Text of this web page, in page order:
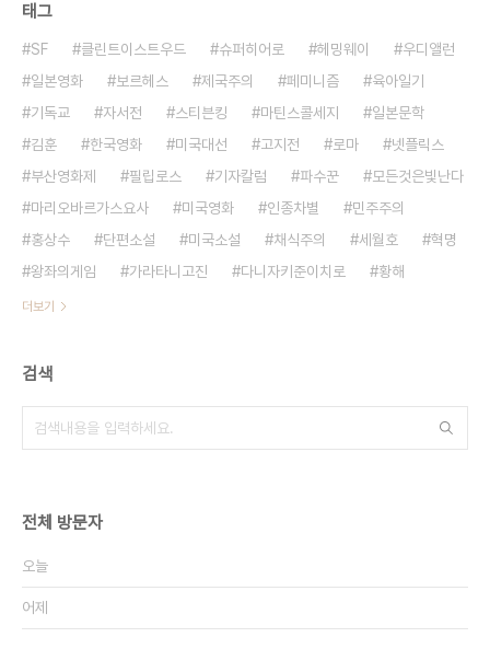
태그
SF 클린트이스트우드 슈퍼히어로 헤밍웨이
우디앨런
일본영화
보르헤스 제국주의 페미니즘
육아일기
기독교
자서전 스티븐킹 마틴스콜세지
일본문학
김훈
한국영화 미국대선 고지전 로마
넷플릭스
부산영화제
필립로스 기자칼럼 파수꾼
모든것은빛난다
마리오바르가스요사
미국영화 인종차별
민주주의
홍상수
단편소설 미국소설 채식주의 세월호
혁명
왕좌의게임
가라타니고진 다니자키준이치로 황해
더보기
검색
전체 방문자
오늘
어제